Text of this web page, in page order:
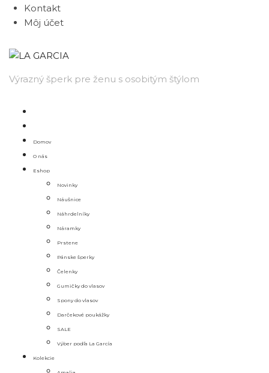
Kontakt
Môj účet
Výrazný šperk pre ženu s osobitým štýlom
Domov
O nás
Eshop
Novinky
Náušnice
Náhrdelníky
Náramky
Prstene
Pánske šperky
Čelenky
Gumičky do vlasov
Spony do vlasov
Darčekové poukážky
SALE
Výber podľa La García
Kolekcie